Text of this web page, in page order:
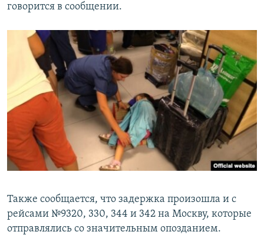
говорится в сообщении.
Также сообщается, что задержка произошла и с
рейсами №9320, 330, 344 и 342 на Москву, которые
отправлялись со значительным опозданием.